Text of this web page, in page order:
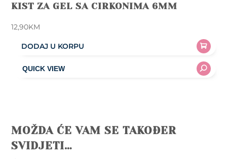
KIST ZA GEL SA CIRKONIMA 6MM
12,90KM
DODAJ U KORPU
MOŽDA ĆE VAM SE TAKOĐER
SVIDJETI…